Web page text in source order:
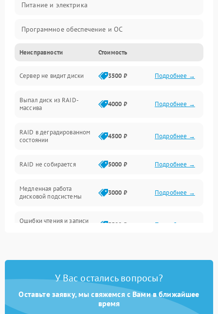
Питание и электрика
Программное обеспечение и ОС
Охлаждение и температура
Материнская плата и процессор
Сеть и коммуникации
Контроллеры и интерфейсы
Виртуализация и сервисы
Программные сбои
Общие поломки
Неисправности Стоимость
Сервер не видит диски 3500 ₽ Подробнее →
Выпал диск из RAID-
массива
4000 ₽ Подробнее →
RAID в деградированном
состоянии
4500 ₽ Подробнее →
RAID не собирается 5000 ₽ Подробнее →
Медленная работа
дисковой подсистемы
3000 ₽ Подробнее →
Ошибки чтения и записи
3500 ₽ Подробнее →
У Вас остались вопросы?
Оставьте заявку, мы свяжемся с Вами в ближайшее
время